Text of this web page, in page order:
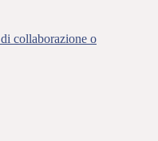
collaborazione o